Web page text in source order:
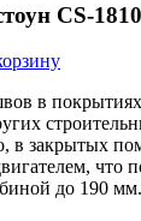
CS-
в покрытиях
в закрытых
что
до 190 мм.